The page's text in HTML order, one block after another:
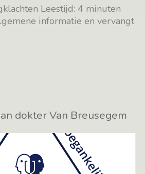
Leestijd: 4 minuten
informatie en vervangt
dokter Van Breusegem